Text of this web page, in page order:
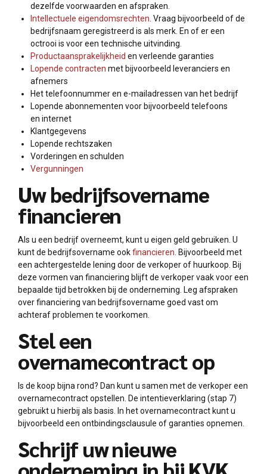
dezelfde voorwaarden en afspraken.
Intellectuele eigendomsrechten . Vraag bijvoorbeeld of de
bedrijfsnaam geregistreerd is als merk. En of er een
octrooi is voor een technische uitvinding.
Productaansprakelijkheid en verleende garanties
Lopende contracten met bijvoorbeeld leveranciers en
afnemers
Het telefoonnummer en e-mailadressen van het bedrijf
Lopende abonnementen voor bijvoorbeeld telefoons
en internet
Klantgegevens
Lopende rechtszaken
Vorderingen en schulden
Vergunningen
Uw bedrijfsovername
financieren
Als u een bedrijf overneemt, kunt u eigen geld gebruiken. U
kunt de bedrijfsovername ookfinancieren . Bijvoorbeeld met
een achtergestelde lening door de verkoper of huurkoop. Bij
deze vormen van financiering blijft de verkoper vaak voor een
bepaalde tijd betrokken bij de onderneming. Leg afspraken
over financiering van bedrijfsovername goed vast om
achteraf problemen te voorkomen.
Stel een
overnamecontract op
Is de koop bijna rond? Dan kunt u samen met de verkoper een
overnamecontract opstellen. De intentieverklaring (stap 7)
gebruikt u hierbij als basis. In het overnamecontract kunt u
bijvoorbeeld een ontbindingsclausule of garanties opnemen.
Schrijf uw nieuwe